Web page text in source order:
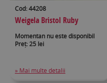
Cod: 44208
Weigela Bristol Ruby
Momentan nu este disponibil
Preț: 25 lei
» Mai multe detalii